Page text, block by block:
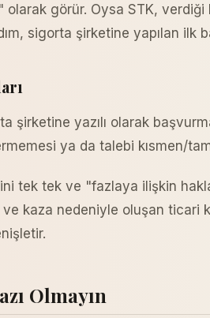
görür. Oysa STK,
sigorta şirketine yapılan ilk
şirketine yazılı olarak
ya da talebi kısmen/
tek tek ve "fazlaya ilişkin
kaza nedeniyle oluşan ticari
Olmayın